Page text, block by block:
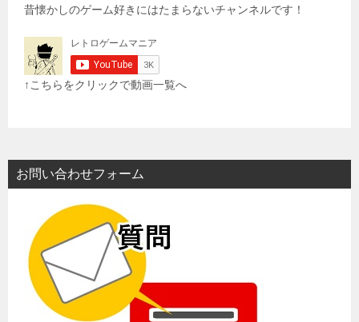
昔懐かしのゲーム好きにはたまらないチャンネルです！
↑こちらをクリックで動画一覧へ
お問い合わせフォーム